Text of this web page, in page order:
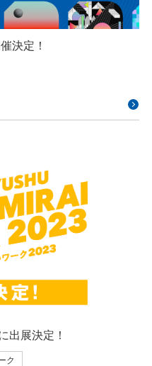
決定！
出展決定！
ク